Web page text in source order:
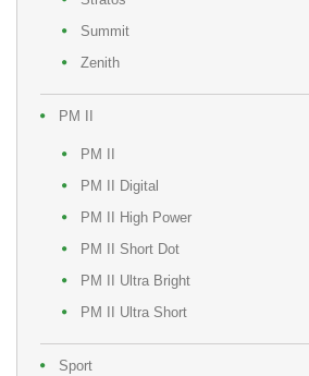
Summit
Zenith
PM II
PM II
PM II Digital
PM II High Power
PM II Short Dot
PM II Ultra Bright
PM II Ultra Short
Sport